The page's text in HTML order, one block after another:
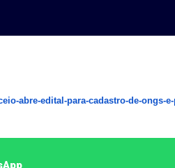
abre-edital-para-cadastro-de-ongs-